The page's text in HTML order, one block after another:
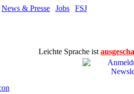
News & Presse Jobs FSJ
Leichte Sprache ist